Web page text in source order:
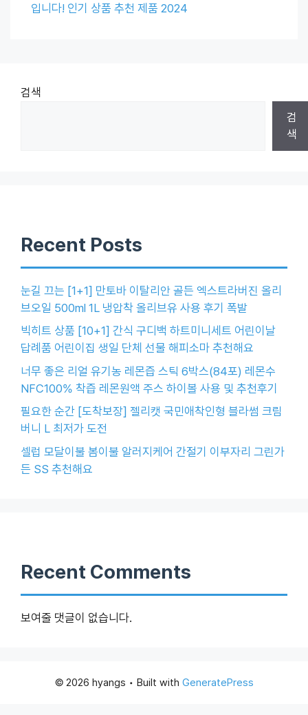
입니다! 인기 상품 추천 제품 2024
검색
검
색
Recent Posts
눈길 끄는 [1+1] 만토바 이탈리안 골든 엑스트라버진 올리
브오일 500ml 1L 냉압착 올리브유 사용 후기 폭발
빅히트 상품 [10+1] 간식 구디백 하트미니세트 어린이날
답례품 어린이집 생일 단체 선물 해피소마 추천해요
너무 좋은 리얼 유기농 레몬즙 스틱 6박스(84포) 레몬수
NFC100% 착즙 레몬원액 주스 하이볼 사용 및 추천후기
필요한 순간 [도착보장] 젤리캣 국민애착인형 블라썸 크림
버니 L 최저가 도전
셀럽 모달이불 봄이불 알러지케어 간절기 이부자리 그린가
든 SS 추천해요
Recent Comments
보여줄 댓글이 없습니다.
© 2026 hyangs • Built with GeneratePress